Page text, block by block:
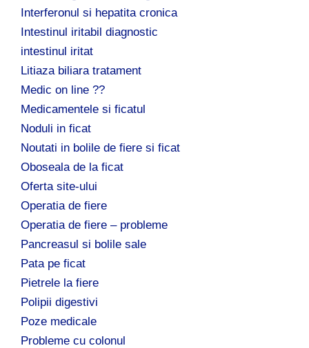
Interferonul si hepatita cronica
Intestinul iritabil diagnostic
intestinul iritat
Litiaza biliara tratament
Medic on line ??
Medicamentele si ficatul
Noduli in ficat
Noutati in bolile de fiere si ficat
Oboseala de la ficat
Oferta site-ului
Operatia de fiere
Operatia de fiere – probleme
Pancreasul si bolile sale
Pata pe ficat
Pietrele la fiere
Polipii digestivi
Poze medicale
Probleme cu colonul